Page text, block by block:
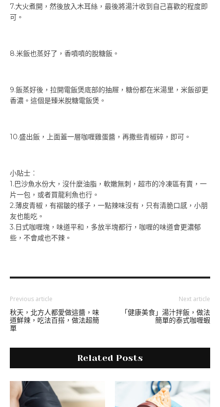
7.大火煮開，然後放入木耳絲，最後將湯汁收到自己喜歡的程度即
可。
8.米飯也蒸好了，香噴噴的脫糖飯。
9.飯蒸好後，拉開電飯煲底部的抽屜，糖份都在米湯里，米飯卻更
香濃。這個是臻米脫糖電飯煲。
10.盛出飯，上面蓋一層咖喱雞蛋醬，再撒些青椒碎，即可。
小貼士︰
1.巴沙魚水份大，沒什麼油脂，軟嫩無刺，超市的冷凍區有賣，一
片一包，或者買龍利魚也行。
2.薄皮青椒，有褶皺的樣子，一點辣味沒有，只有清脆口感，小朋
友也能吃。
3.日式咖喱塊，味道平和，多放半塊都行，咖喱的味道會更濃郁
些，不會咸也不辣。
Previous article
秋天，北方人都愛做這醬，味
道鮮辣，吃法百搭，做法超簡
單
Next article
「健康美食」湯汁拌飯，做法
簡單的泰式咖喱蝦
Related Posts